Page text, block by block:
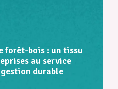
forêt-bois : un tissu
au service
gestion durable